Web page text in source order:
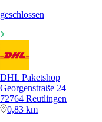
geschlossen
DHL Paketshop
Georgenstraße 24
72764 Reutlingen
0,83 km